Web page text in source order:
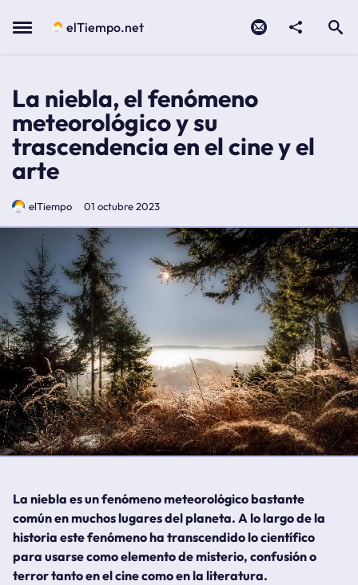
Menu elTiempo.net
La niebla, el fenómeno
meteorológico y su
trascendencia en el cine y el
arte
elTiempo 01 octubre 2023
La niebla es un fenómeno meteorológico bastante
común en muchos lugares del planeta. A lo largo de la
historia este fenómeno ha transcendido lo científico
para usarse como elemento de misterio, confusión o
terror tanto en el cine como en la literatura.